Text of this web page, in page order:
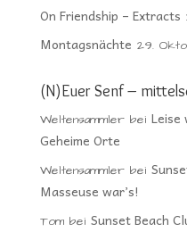
On Friendship – Extracts
Montagsnächte 29.
(N)Euer Senf –
Weltensammlerbei Leise
Geheime Orte
Weltensammlerbei
Masseuse war’s!
Tombei Sunset Beach